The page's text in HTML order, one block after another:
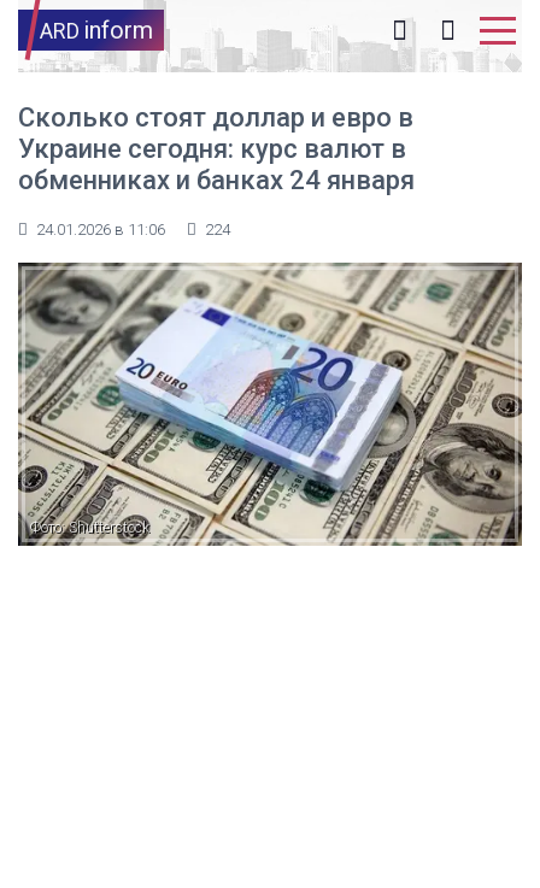
ARD inform
Сколько стоят доллар и евро в
Украине сегодня: курс валют в
обменниках и банках 24 января
24.01.2026 в 11:06 224
Фото: Shutterstock